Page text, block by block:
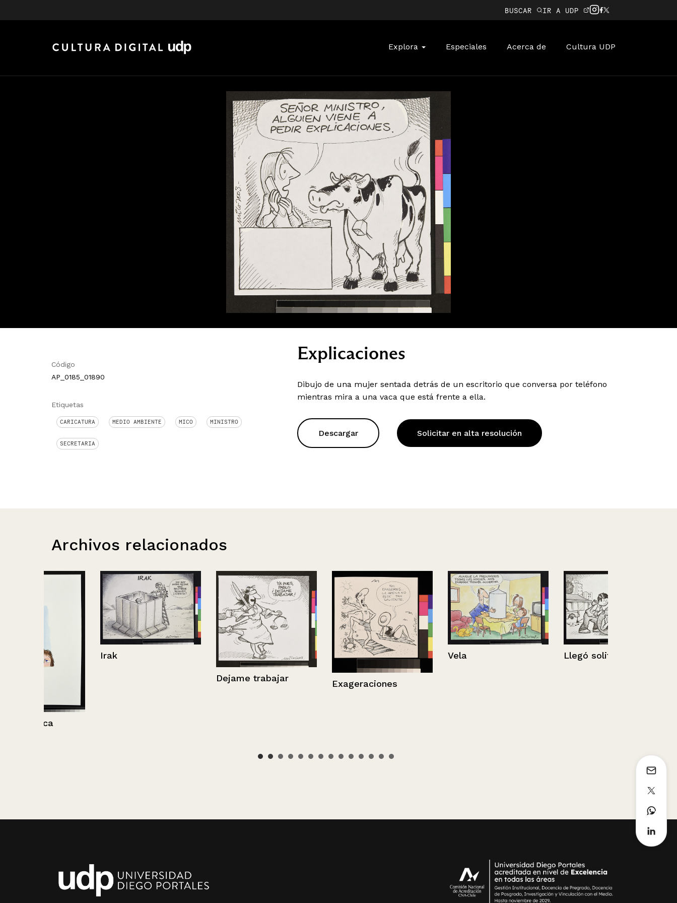
BUSCAR IR A UDP
Explora Especiales Acerca de Cultura UDP
Código
AP_0185_01890
Etiquetas
CARICATURA MEDIO AMBIENTE MICO MINISTRO
SECRETARIA
Explicaciones
Dibujo de una mujer sentada detrás de un escritorio que conversa por teléfono
mientras mira a una vaca que está frente a ella.
Descargar Solicitar en alta resolución
Archivos relacionados
Irak
Dejame trabajar Exageraciones
Vela